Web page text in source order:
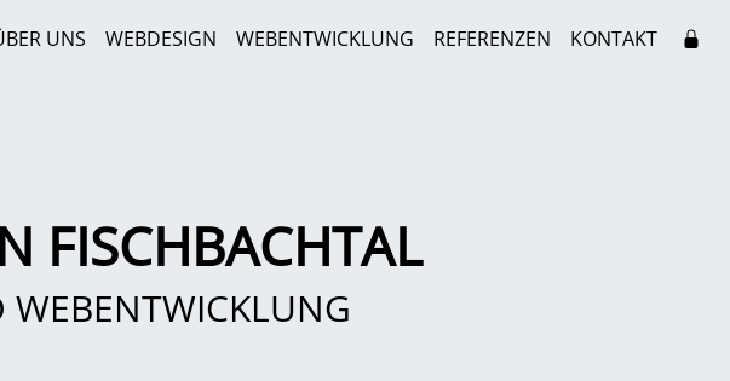
UNS WEBDESIGN WEBENTWICKLUNG REFERENZEN KONTAKT
FISCHBACHTAL
WEBENTWICKLUNG